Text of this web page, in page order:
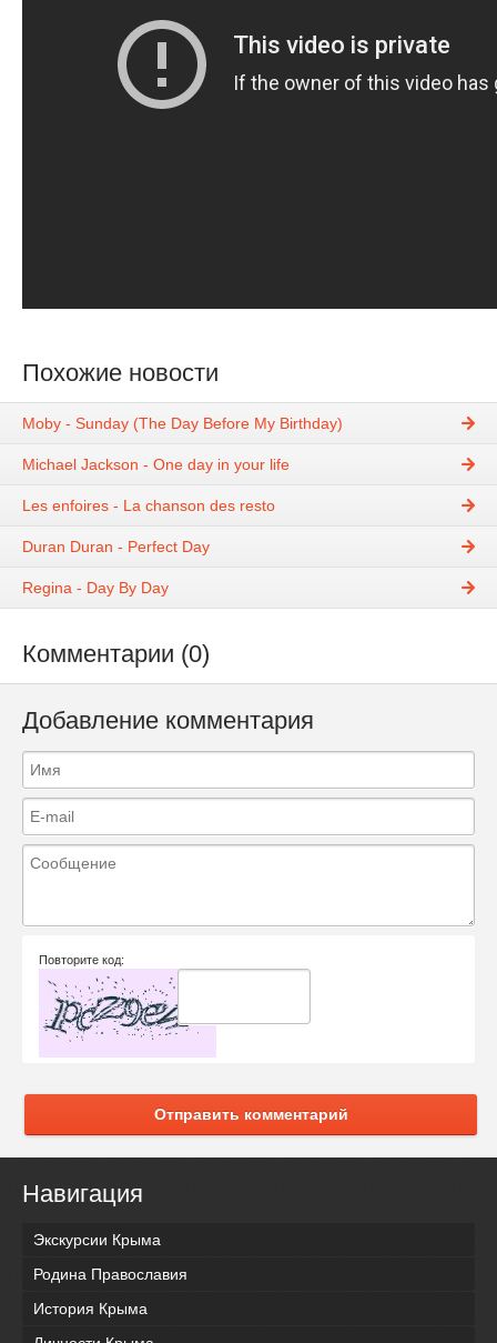
Похожие новости
Moby - Sunday (The Day Before My Birthday)
Michael Jackson - One day in your life
Les enfoires - La chanson des resto
Duran Duran - Perfect Day
Regina - Day By Day
Комментарии (0)
Добавление комментария
Повторите код:
Отправить комментарий
Навигация
Экскурсии Крыма
Родина Православия
История Крыма